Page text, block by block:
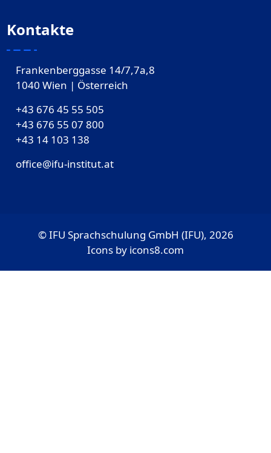
Kontakte
Frankenberggasse 14/7,7a,8
1040 Wien | Österreich
+43 676 45 55 505
+43 676 55 07 800
‎+43 14 103 138
office@ifu-institut.at
© IFU Sprachschulung GmbH (IFU), 2026
Icons by icons8.com